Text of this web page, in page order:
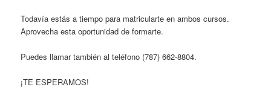
Todavía estás a tiempo para matricularte en ambos cursos.
Aprovecha esta oportunidad de formarte.
Puedes llamar también al teléfono (787) 662-8804.
¡TE ESPERAMOS!